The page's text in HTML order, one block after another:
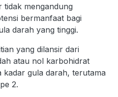
mengandung
bermanfaat bagi
darah yang tinggi.
yang dilansir dari
atau nol karbohidrat
kadar gula darah, terutama
2.